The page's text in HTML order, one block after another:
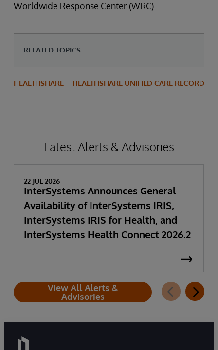
Worldwide Response Center (WRC).
RELATED TOPICS
HEALTHSHARE HEALTHSHARE UNIFIED CARE RECORD
Latest Alerts & Advisories
22 JUL 2026
InterSystems Announces General
Availability of InterSystems IRIS,
InterSystems IRIS for Health, and
InterSystems Health Connect 2026.2
View All Alerts &
Advisories